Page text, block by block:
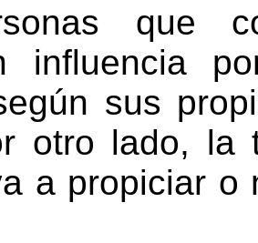
que
influencia
sus
otro lado, la
a propiciar o